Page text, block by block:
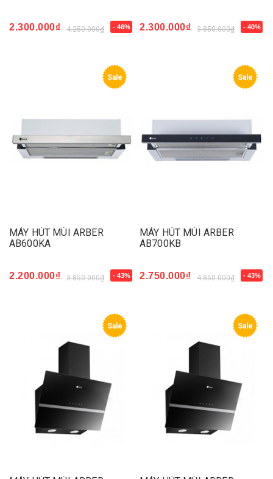
2.300.000₫ 4.250.000₫ - 46% 2.300.000₫ 3.850.000₫ - 40%
Sale
MÁY HÚT MÙI ARBER
AB600KA
2.200.000₫ 3.850.000₫ - 43%
Sale
MÁY HÚT MÙI ARBER
AB700KB
2.750.000₫ 4.850.000₫ - 43%
Sale Sale